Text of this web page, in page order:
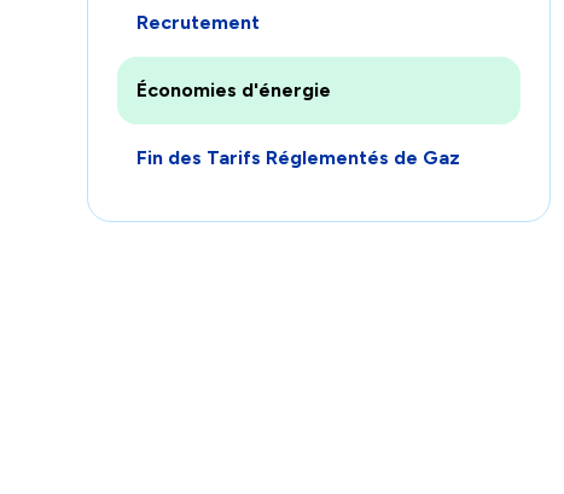
les
catégories
Recrutement
Économies d'énergie
Fin des Tarifs Réglementés de Gaz